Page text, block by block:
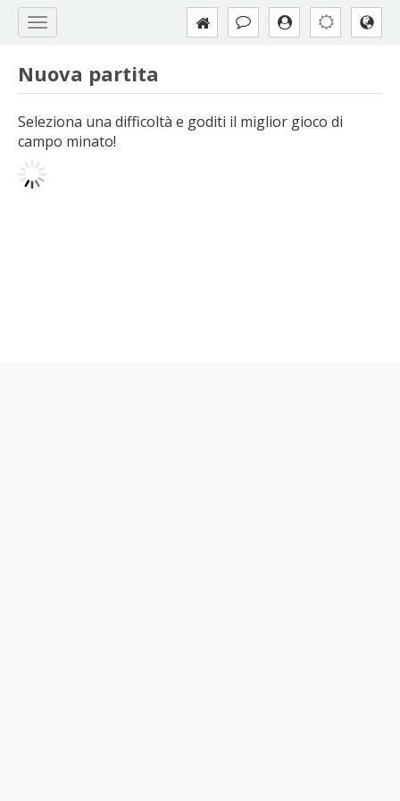
Nuova partita
Seleziona una difficoltà e goditi il miglior gioco di
campo minato!